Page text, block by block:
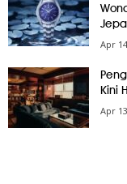
Apr
Kini
Apr